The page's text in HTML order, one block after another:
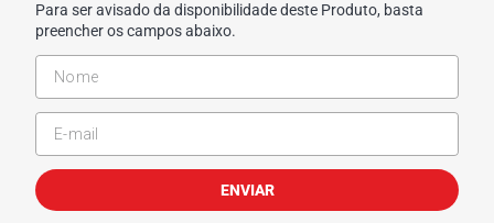
Para ser avisado da disponibilidade deste Produto, basta
preencher os campos abaixo.
ENVIAR